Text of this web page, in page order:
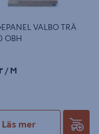
VALBO TRÄ
OBH
/ M
Läs mer